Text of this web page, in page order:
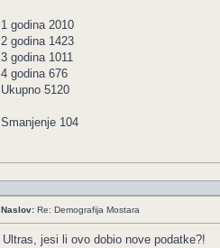
1 godina 2010
2 godina 1423
3 godina 1011
4 godina 676
Ukupno 5120
Smanjenje 104
Naslov: Re: Demografija Mostara
Ultras, jesi li ovo dobio nove podatke?!